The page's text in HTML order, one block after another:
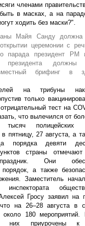
членами
в масках, а на
ходить без маски?".
Майя Санду
церемонии с
парада президент РМ
президента должны
брифинг в
на трибуны
только
тест на
что вылечился от
полицейских
в пятницу, 27 августа, а
порядка девяти
страны
Они
а также
Заместитель
инспектората
Гросу заявил на
на 26–28 августа в
около 180 мероприятий.
них приурочены